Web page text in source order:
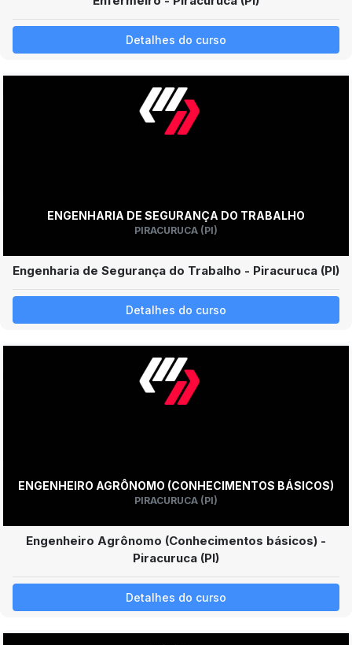
Detalhes do curso
ENGENHARIA DE SEGURANÇA DO TRABALHO
PIRACURUCA (PI)
Engenharia de Segurança do Trabalho - Piracuruca (PI)
Detalhes do curso
ENGENHEIRO AGRÔNOMO (CONHECIMENTOS BÁSICOS)
PIRACURUCA (PI)
Engenheiro Agrônomo (Conhecimentos básicos) -
Piracuruca (PI)
Detalhes do curso